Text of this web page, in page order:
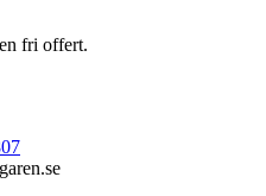
fri offert.